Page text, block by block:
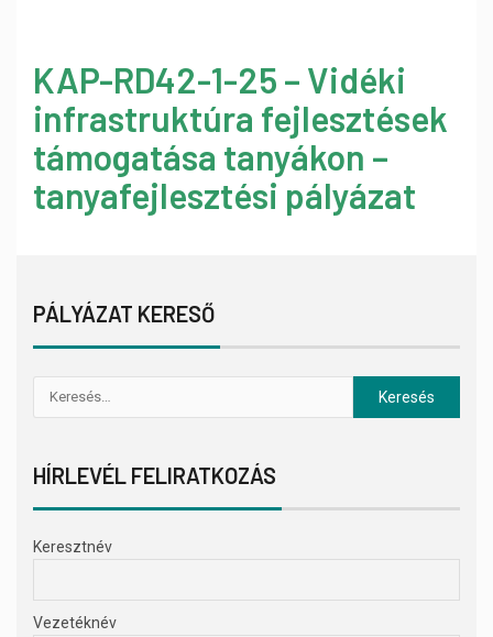
KAP-RD42-1-25 – Vidéki
infrastruktúra fejlesztések
támogatása tanyákon –
tanyafejlesztési pályázat
PÁLYÁZAT KERESŐ
HÍRLEVÉL FELIRATKOZÁS
Keresztnév
Vezetéknév